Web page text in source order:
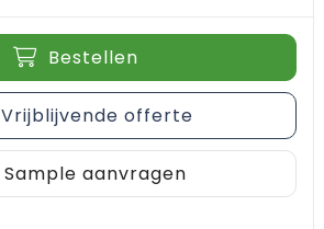
Bestellen
Vrijblijvende offerte
Sample aanvragen